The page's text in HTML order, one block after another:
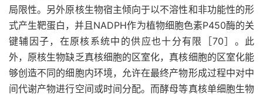
局限性。另外原核生物宿主倾向于以不溶性和非功能性的形
式产生靶蛋白，并且NADPH作为植物细胞色素P450酶的关
键辅因子，在原核系统中的供应也十分有限［70］。此
外，原核生物缺乏真核细胞的区室化，真核细胞的区室化能
够创造不同的细胞内环境，允许在最终产物形成过程中对中
间代谢产物进行空间或时间分配。而酵母等真核单细胞生物